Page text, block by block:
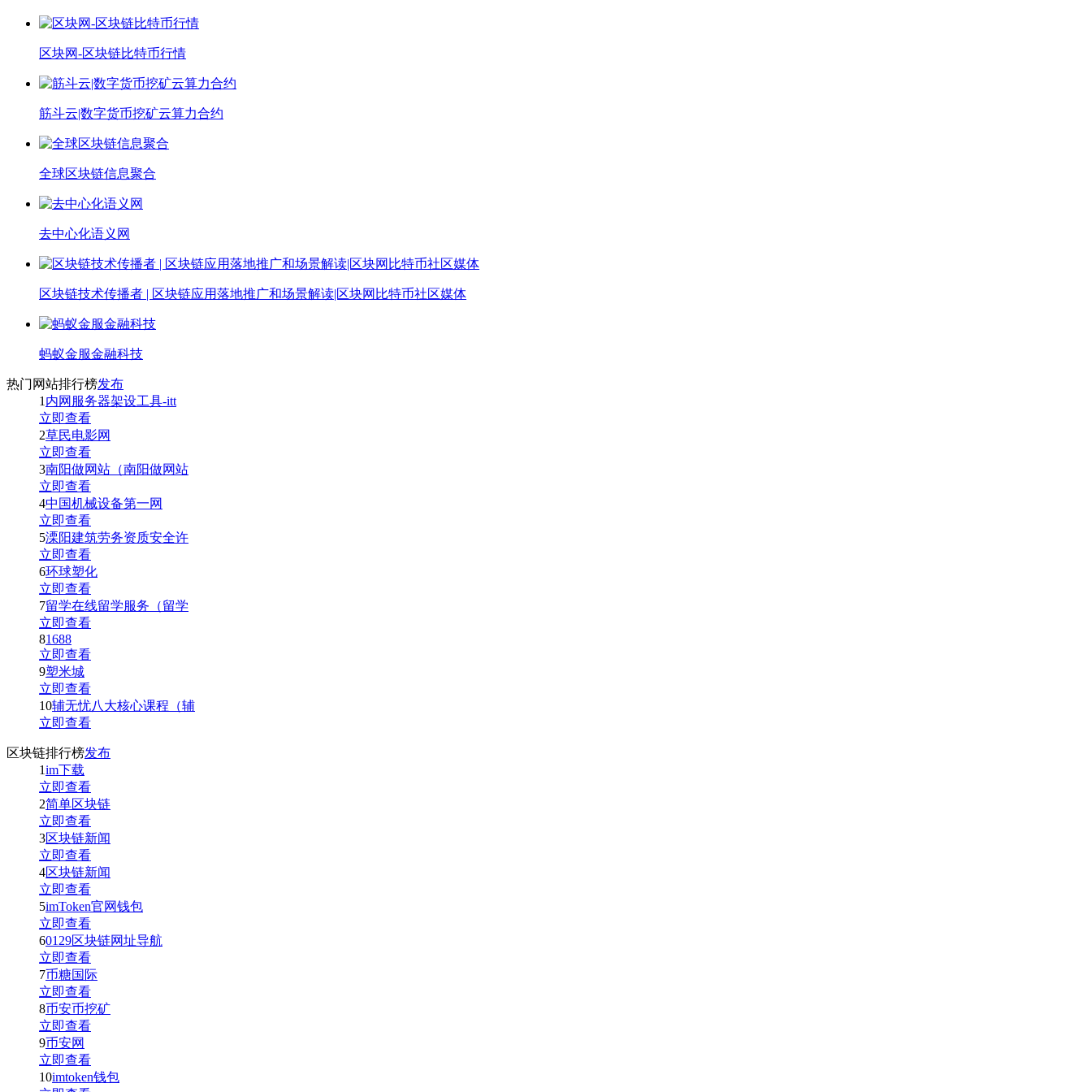
区块网-区块链比特币行情
筋斗云|数字货币挖矿云算力合约
全球区块链信息聚合
去中心化语义网
区块链技术传播者 | 区块链应用落地推广和场景解读|区块网比特币社区媒体
蚂蚁金服金融科技
热门网站排行榜发布
1 内网服务器架设工具-itt
立即查看
2草民电影网
立即查看
3南阳做网站（南阳做网站
立即查看
4中国机械设备第一网
立即查看
5溧阳建筑劳务资质安全许
立即查看
6环球塑化
立即查看
7留学在线留学服务（留学
立即查看
81688
立即查看
9塑米城
立即查看
10辅无忧八大核心课程（辅
立即查看
区块链排行榜发布
1im下载
立即查看
2简单区块链
立即查看
3区块链新闻
立即查看
4区块链新闻
立即查看
5imToken官网钱包
立即查看
60129区块链网址导航
立即查看
7币糖国际
立即查看
8币安币挖矿
立即查看
9币安网
立即查看
10imtoken钱包